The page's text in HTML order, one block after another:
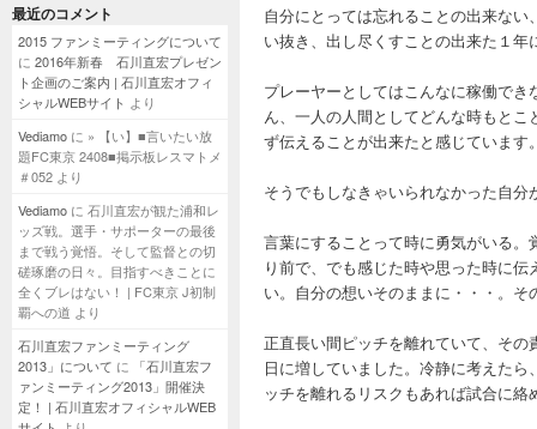
最近のコメント
2015 ファンミーティングについて
に 2016年新春 石川直宏プレゼン
ト企画のご案内 | 石川直宏オフィ
シャルWEBサイト より
Vediamo に » 【い】■言いたい放
題FC東京 2408■掲示板レスマトメ
＃052 より
Vediamo に 石川直宏が観た浦和レ
ッズ戦。選手・サポーターの最後
まで戦う覚悟。そして監督との切
磋琢磨の日々。目指すべきことに
全くブレはない！ | FC東京 J初制
覇への道 より
石川直宏ファンミーティング
2013」について に
「石川直宏フ
ァンミーティング2013」開催決
定！ | 石川直宏オフィシャルWEB
自分にとっては忘れることの出来な
い抜き、出し尽くすことの出来た１年
プレーヤーとしてはこんなに稼働で
ん、一人の人間としてどんな時もと
ず伝えることが出来たと感じています
そうでもしなきゃいられなかった自分
言葉にすることって時に勇気がいる
り前で、でも感じた時や思った時に
い。自分の想いそのままに・・・。
正直長い間ピッチを離れていて、そ
日に増していました。冷静に考えた
ッチを離れるリスクもあれば試合に